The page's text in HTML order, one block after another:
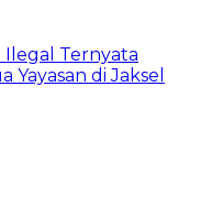
Ilegal Ternyata
Yayasan di Jaksel